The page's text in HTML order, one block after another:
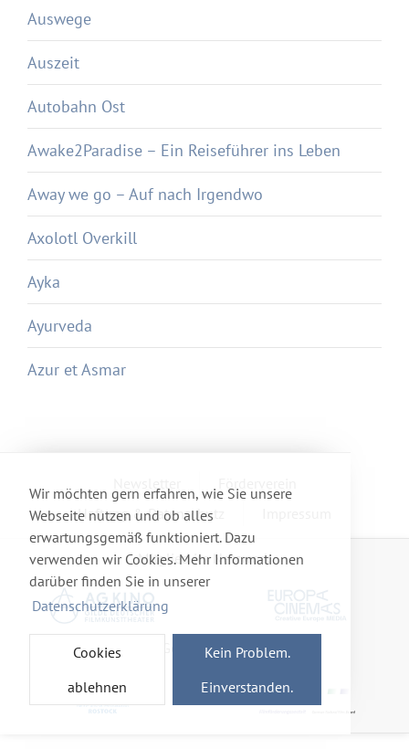
Wir möchten gern erfahren, wie Sie unsere
Webseite nutzen und ob alles
erwartungsgemäß funktioniert. Dazu
verwenden wir Cookies. Mehr Informationen
darüber finden Sie in unserer
Datenschutzerklärung
Cookies
ablehnen
Kein Problem.
Einverstanden.
Auswege
Auszeit
Autobahn Ost
Awake2Paradise – Ein Reiseführer ins Leben
Away we go – Auf nach Irgendwo
Axolotl Overkill
Ayka
Ayurveda
Azur et Asmar
Haftung & Datenschutz
Mitglied im Netzwerk
Gefördert von